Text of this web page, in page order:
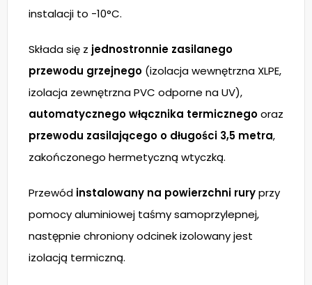
instalacji to -10°C.
Składa się z jednostronnie zasilanego
przewodu grzejnego (izolacja wewnętrzna XLPE,
izolacja zewnętrzna PVC odporne na UV),
automatycznego włącznika termicznegooraz
przewodu zasilającego o długości 3,5 metra,
zakończonego hermetyczną wtyczką.
Przewód instalowany na powierzchni ruryprzy
pomocy aluminiowej taśmy samoprzylepnej,
następnie chroniony odcinek izolowany jest
izolacją termiczną.